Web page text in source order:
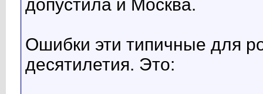
допустила и Москва.
Ошибки эти типичные для
десятилетия. Это: